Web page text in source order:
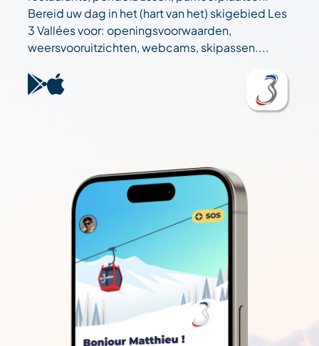
Bereid uw dag in het (hart van het) skigebied Les
3 Vallées voor: openingsvoorwaarden,
weersvooruitzichten, webcams, skipassen....